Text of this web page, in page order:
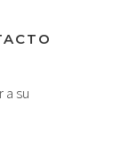
su